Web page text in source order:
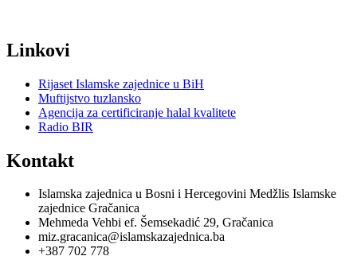
Linkovi
Rijaset Islamske zajednice u BiH
Muftijstvo tuzlansko
Agencija za certificiranje halal kvalitete
Radio BIR
Kontakt
Islamska zajednica u Bosni i Hercegovini Medžlis Islamske
zajednice Gračanica
Mehmeda Vehbi ef. Šemsekadić 29, Gračanica
miz.gracanica@islamskazajednica.ba
+387 702 778